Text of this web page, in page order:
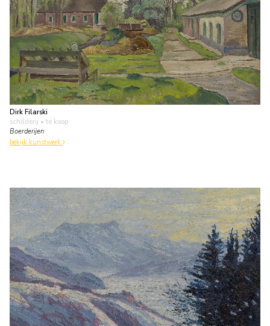
Dirk Filarski
schilderij • te koop
Boerderijen
bekijk kunstwerk